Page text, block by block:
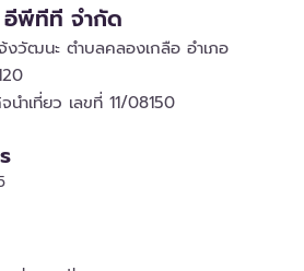
พีทีที จำกัด
วัฒนะ ตำบลคลองเกลือ อำเภอ
ำเที่ยว เลขที่ 11/08150